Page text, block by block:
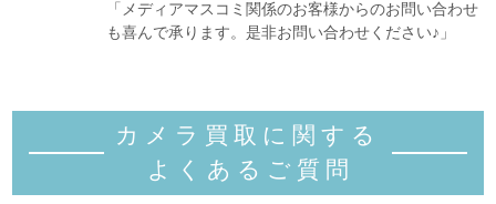
「メディアマスコミ関係のお客様からのお問い合わせ
も喜んで承ります。是非お問い合わせください♪」
カメラ買取に関する
よくあるご質 問